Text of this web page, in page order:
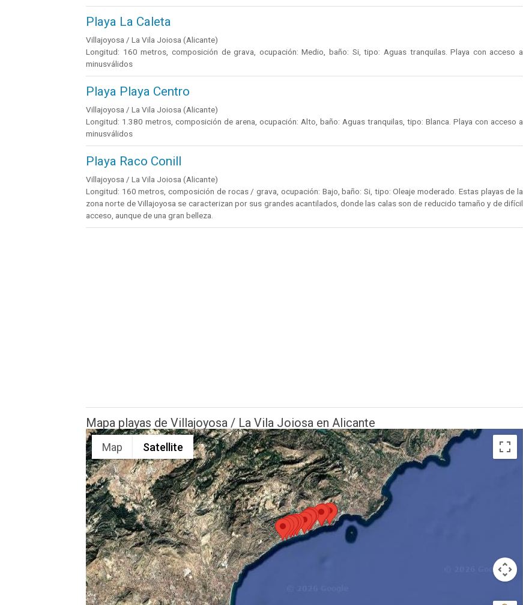
Playa La Caleta
Villajoyosa / La Vila Joiosa (Alicante)
Longitud: 160 metros, composición de grava, ocupación: Medio, baño: Si, tipo: Aguas tranquilas. Playa con acceso a
minusválidos
Playa Playa Centro
Villajoyosa / La Vila Joiosa (Alicante)
Longitud: 1.380 metros, composición de arena, ocupación: Alto, baño: Aguas tranquilas, tipo: Blanca. Playa con acceso a
minusválidos
Playa Raco Conill
Villajoyosa / La Vila Joiosa (Alicante)
Longitud: 160 metros, composición de rocas / grava, ocupación: Bajo, baño: Si, tipo: Oleaje moderado. Estas playas de la
zona norte de Villajoyosa se caracterizan por sus grandes acantilados, donde las calas son de reducido tamaño y de difícil
acceso, aunque de una gran belleza.
Mapa playas de Villajoyosa / La Vila Joiosa en Alicante
Map Satellite